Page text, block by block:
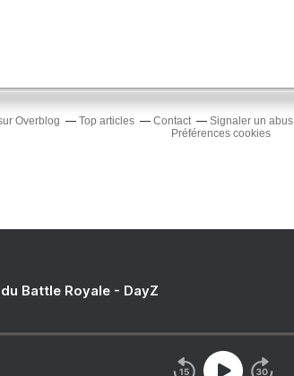
Overblog Top articles Contact Signaler un abus
Préférences cookies
Battle Royale - DayZ